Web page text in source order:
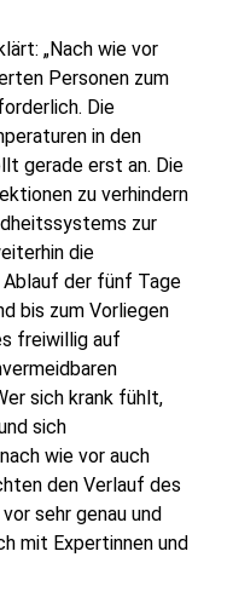
„Nach wie vor
Personen zum
Die
in den
gerade erst an. Die
zu verhindern
zur
die
Ablauf der fünf Tage
bis zum Vorliegen
freiwillig auf
sich krank fühlt,
sich
wie vor auch
den Verlauf des
sehr genau und
mit Expertinnen und